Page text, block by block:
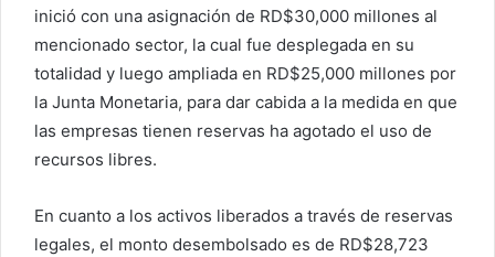
inició con una asignación de RD$30,000 millones al
mencionado sector, la cual fue desplegada en su
totalidad y luego ampliada en RD$25,000 millones por
la Junta Monetaria, para dar cabida a la medida en que
las empresas tienen reservas ha agotado el uso de
recursos libres.
En cuanto a los activos liberados a través de reservas
legales, el monto desembolsado es de RD$28,723